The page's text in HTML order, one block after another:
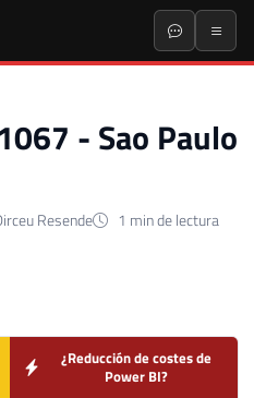
- Sao Paulo
Resende
1 min de lectura
¿Reducción de costes de
Power BI?